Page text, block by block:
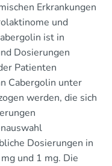
Erkrankungen
und
ist in
Dosierungen
Patienten
Cabergolin unter
werden, die sich
Dosierungen in
und 1 mg. Die